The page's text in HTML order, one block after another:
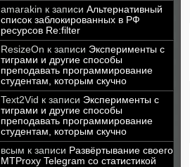
amarakin к записи Альтернативный
список заблокированных в РФ
ресурсов Re:filter
ResizeOn к записи Эксперименты с
тиграми и другие способы
преподавать программирование
студентам, которым скучно
Text2Vid к записи Эксперименты с
тиграми и другие способы
преподавать программирование
студентам, которым скучно
всым к записи Развёртывание своего
MTProxy Telegram со статистикой